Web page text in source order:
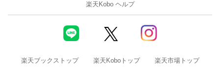
5-3 インターネットから情報を取得しよう
5-4 サーバーをプログラミングしよう
楽天Kobo ヘルプ
楽天ブックストップ 楽天Koboトップ 楽天市場トップ